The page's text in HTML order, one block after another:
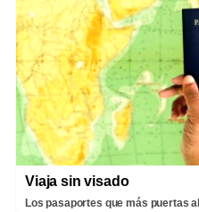
Viaja sin visado
Los pasaportes que más puertas